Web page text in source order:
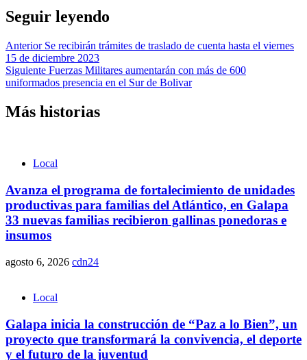
Seguir leyendo
AnteriorSe recibirán trámites de traslado de cuenta hasta el viernes
15 de diciembre 2023
Siguiente Fuerzas Militares aumentarán con más de 600
uniformados presencia en el Sur de Bolivar
Más historias
Local
Avanza el programa de fortalecimiento de unidades
productivas para familias del Atlántico, en Galapa
33 nuevas familias recibieron gallinas ponedoras e
insumos
agosto 6, 2026 cdn24
Local
Galapa inicia la construcción de “Paz a lo Bien”, un
proyecto que transformará la convivencia, el deporte
y el futuro de la juventud